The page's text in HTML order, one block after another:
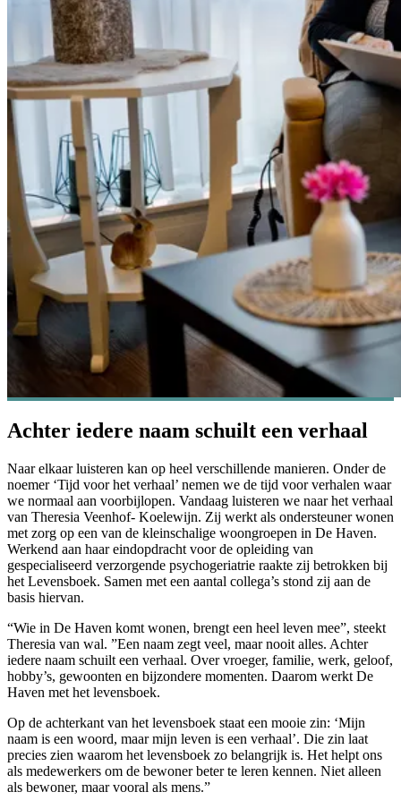
Achter iedere naam schuilt een verhaal
Naar elkaar luisteren kan op heel verschillende manieren. Onder de
noemer ‘Tijd voor het verhaal’ nemen we de tijd voor verhalen waar
we normaal aan voorbijlopen. Vandaag luisteren we naar het verhaal
van Theresia Veenhof- Koelewijn. Zij werkt als ondersteuner wonen
met zorg op een van de kleinschalige woongroepen in De Haven.
Werkend aan haar eindopdracht voor de opleiding van
gespecialiseerd verzorgende psychogeriatrie raakte zij betrokken bij
het Levensboek. Samen met een aantal collega’s stond zij aan de
basis hiervan.
“Wie in De Haven komt wonen, brengt een heel leven mee”, steekt
Theresia van wal. ”Een naam zegt veel, maar nooit alles. Achter
iedere naam schuilt een verhaal. Over vroeger, familie, werk, geloof,
hobby’s, gewoonten en bijzondere momenten. Daarom werkt De
Haven met het levensboek.
Op de achterkant van het levensboek staat een mooie zin: ‘Mijn
naam is een woord, maar mijn leven is een verhaal’. Die zin laat
precies zien waarom het levensboek zo belangrijk is. Het helpt ons
als medewerkers om de bewoner beter te leren kennen. Niet alleen
als bewoner, maar vooral als mens.”